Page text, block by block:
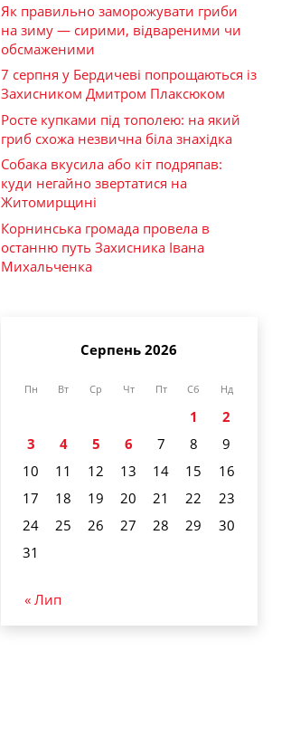
Як правильно заморожувати гриби
на зиму — сирими, відвареними чи
обсмаженими
7 серпня у Бердичеві попрощаються із
Захисником Дмитром Плаксюком
Росте купками під тополею: на який
гриб схожа незвична біла знахідка
Собака вкусила або кіт подряпав:
куди негайно звертатися на
Житомирщині
Корнинська громада провела в
останню путь Захисника Івана
Михальченка
Серпень 2026
Пн Вт Ср Чт Пт Сб Нд
1
2
3
4 5 6 7 8
9
10
11 12 13 14 15
16
17
18 19 20 21 22
23
24
25 26 27 28 29
30
31
« Лип